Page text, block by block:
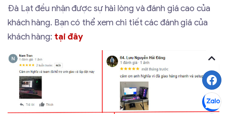
Đà Lạt đều nhận được sự hài lòng và đánh giá cao của
khách hàng. Bạn có thể xem chi tiết các đánh giá của
khách hàng: tại đây